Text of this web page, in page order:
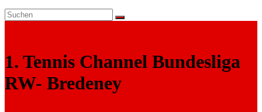
1. Tennis Channel Bundesliga
RW- Bredeney